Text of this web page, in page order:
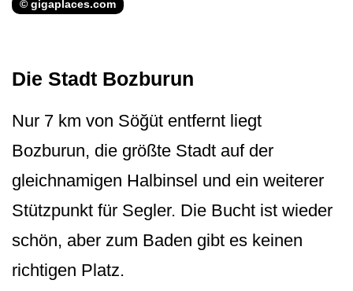
© gigaplaces.com
Die Stadt Bozburun
Nur 7 km von Söğüt entfernt liegt
Bozburun, die größte Stadt auf der
gleichnamigen Halbinsel und ein weiterer
Stützpunkt für Segler. Die Bucht ist wieder
schön, aber zum Baden gibt es keinen
richtigen Platz.